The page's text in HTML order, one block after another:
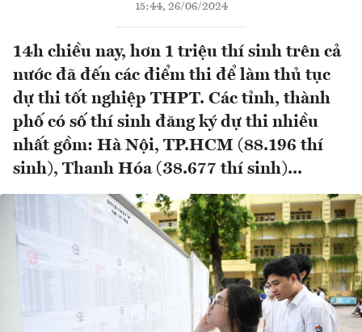
15:44, 26/06/2024
14h chiều nay, hơn 1 triệu thí sinh trên cả
nước đã đến các điểm thi để làm thủ tục
dự thi tốt nghiệp THPT. Các tỉnh, thành
phố có số thí sinh đăng ký dự thi nhiều
nhất gồm: Hà Nội, TP.HCM (88.196 thí
sinh), Thanh Hóa (38.677 thí sinh)...